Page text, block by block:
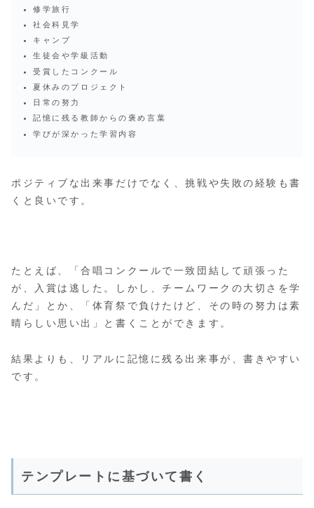
修学旅行
社会科見学
キャンプ
生徒会や学級活動
受賞したコンクール
夏休みのプロジェクト
日常の努力
記憶に残る教師からの褒め言葉
学びが深かった学習内容
ポジティブな出来事だけでなく、挑戦や失敗の経験も書
くと良いです。
たとえば、「合唱コンクールで一致団結して頑張った
が、入賞は逃した。しかし、チームワークの大切さを学
んだ」とか、「体育祭で負けたけど、その時の努力は素
晴らしい思い出」と書くことができます。
結果よりも、リアルに記憶に残る出来事が、書きやすい
です。
テンプレートに基づいて書く